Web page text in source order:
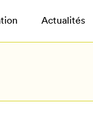
Actualités